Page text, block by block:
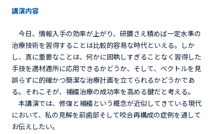
講演内容
今日、情報入手の効率が上がり、研鑽さえ積めば一定水準の
治療技術を習得することは比較的容易な時代といえる。しか
し、真に重要なことは、何かに固執しすぎることなく習得した
手技を適材適所に応用できるかどうか、そして、ベクトルを見
誤らずに的確かつ簡潔な治療計画を立てられるかどうかであ
る。それこそが、補綴治療の成功率を高める鍵だと考える。
本講演では、修復と補綴という概念が近似してきている現代
において、私の見解を前歯部そして咬合再構成の症例を通して
お伝えしたい。